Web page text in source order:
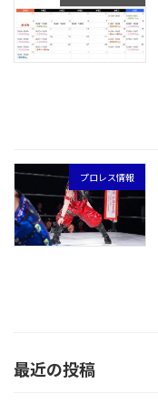
プロレス情報
最近の投稿